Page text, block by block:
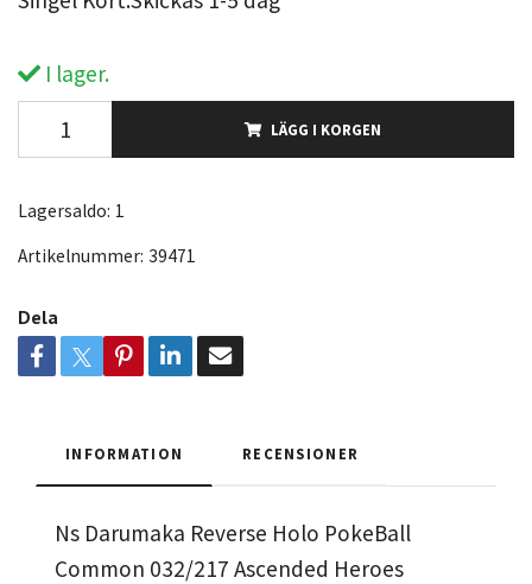
I lager.
LÄGG I KORGEN
Lagersaldo: 1
Artikelnummer: 39471
Dela
INFORMATION RECENSIONER
Ns Darumaka Reverse Holo PokeBall
Common 032/217 Ascended Heroes